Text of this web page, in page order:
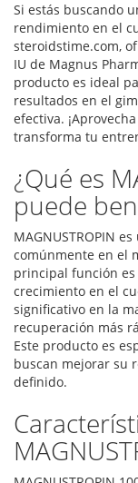
Si estás buscando
rendimiento en el
steroidstime.com,
IU de Magnus
producto es ideal
resultados en el
efectiva.
transforma tu
¿Qué es
puede
MAGNUSTROPIN
comúnmente en el
principal función
crecimiento en el
significativo en la
recuperación más
Este producto es
buscan mejorar su
definido.